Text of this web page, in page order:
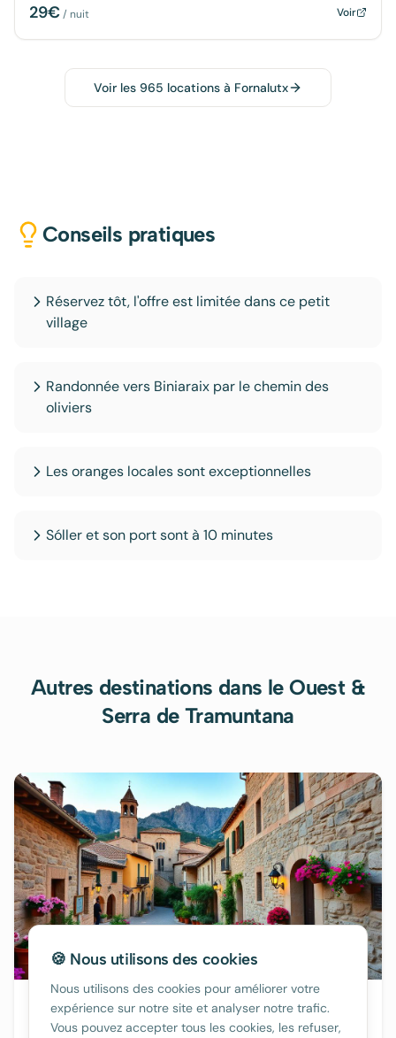
29€/ nuit Voir
Voir les 965 locations à Fornalutx
Conseils pratiques
Réservez tôt, l'offre est limitée dans ce petit
village
Randonnée vers Biniaraix par le chemin des
oliviers
Les oranges locales sont exceptionnelles
Sóller et son port sont à 10 minutes
Autres destinations dans le Ouest &
Serra de Tramuntana
Valldemossa
120€/nuit
🍪 Nous utilisons des cookies
Nous utilisons des cookies pour améliorer votre
expérience sur notre site et analyser notre trafic.
Vous pouvez accepter tous les cookies, les refuser,